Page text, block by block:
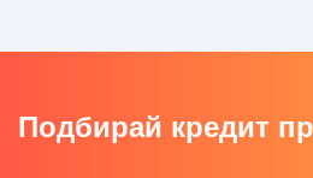
Подбирай кредит